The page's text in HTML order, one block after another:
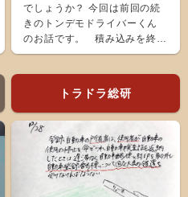
でしょうか？ 今回は前回の続
きのトンデモドライバーくん
のお話です。 積み込みを終
え、ホッと...
トラドラ総研